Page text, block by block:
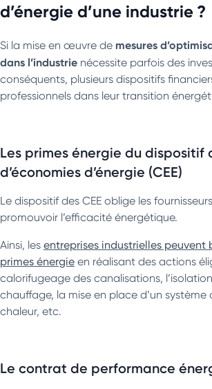
d’énergie d’une industrie ?
Si la mise en œuvre de mesures
dans l’industrie nécessite parfois des
conséquents, plusieurs dispositifs
professionnels dans leur transition
Les primes énergie du dispositif
d’économies d’énergie (CEE)
Le dispositif des CEE oblige les
promouvoir l’efficacité énergétique.
Ainsi, les entreprises industrielles peuvent
primes énergie en réalisant des actions
calorifugeage des canalisations,
chauffage, la mise en place d’un
chaleur, etc.
Le contrat de performance